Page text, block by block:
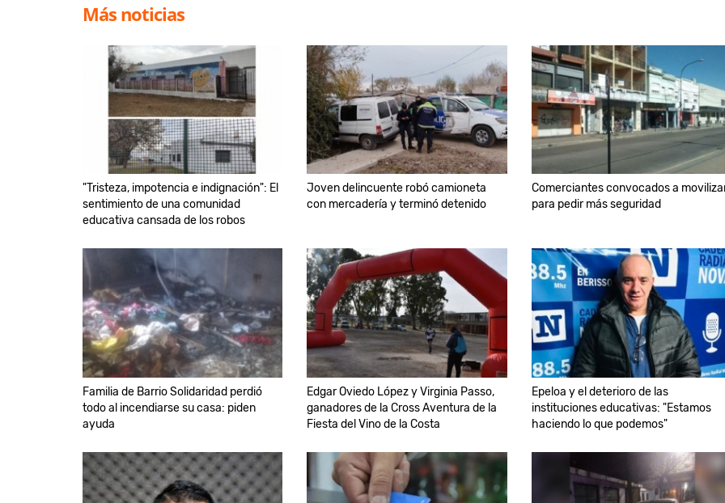
Más noticias
"Tristeza, impotencia e indignación": El
sentimiento de una comunidad
educativa cansada de los robos
Joven delincuente robó camioneta
con mercadería y terminó detenido
Comerciantes convocados a
para pedir más seguridad
Familia de Barrio Solidaridad perdió
todo al incendiarse su casa: piden
ayuda
Edgar Oviedo López y Virginia Passo,
ganadores de la Cross Aventura de la
Fiesta del Vino de la Costa
Epeloa y el deterioro de las
instituciones educativas: "Estamos
haciendo lo que podemos"